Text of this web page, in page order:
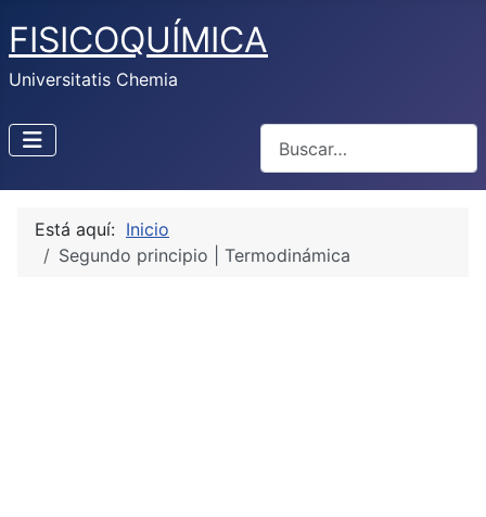
FISICOQUÍMICA
Universitatis Chemia
Está aquí: Inicio
Segundo principio | Termodinámica